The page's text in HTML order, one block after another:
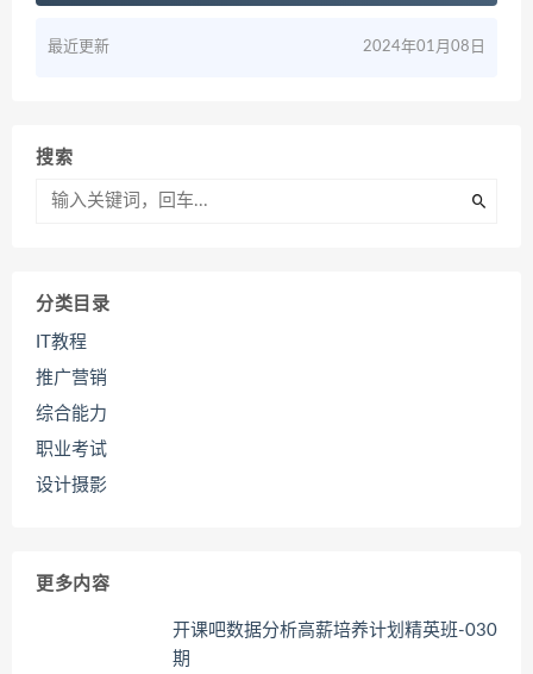
最近更新 2024年01月08日
搜索
分类目录
IT教程
推广营销
综合能力
职业考试
设计摄影
更多内容
开课吧数据分析高薪培养计划精英班-030
期